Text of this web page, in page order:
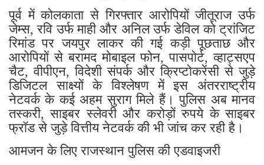
पूर्व में कोलकाता से गिरफ्तार आरोपियों जीतूराज उर्फ
जेम्स, रवि उर्फ माही और अनिल उर्फ डेविल को ट्रांजिट
रिमांड पर जयपुर लाकर की गई कड़ी पूछताछ और
आरोपियों से बरामद मोबाइल फोन, पासपोर्ट, व्हाट्सएप
चैट, वीपीएन, विदेशी संपर्क और क्रिप्टोकरेंसी से जुड़े
डिजिटल साक्ष्यों के विश्लेषण में इस अंतरराष्ट्रीय
नेटवर्क के कई अहम सुराग मिले हैं। पुलिस अब मानव
तस्करी, साइबर स्लेवरी और करोड़ों रुपये के साइबर
फ्रॉड से जुड़े वित्तीय नेटवर्क की भी जांच कर रही है।
आमजन के लिए राजस्थान पुलिस की एडवाइजरी